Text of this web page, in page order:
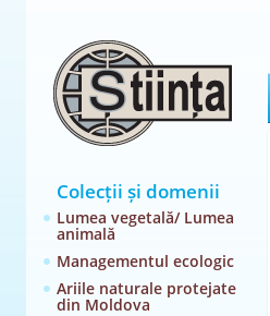
Colecții și domenii
Lumea vegetală/ Lumea
animală
Managementul ecologic
Ariile naturale protejate
din Moldova